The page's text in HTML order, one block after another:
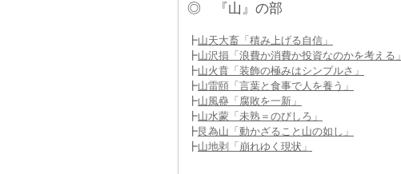
◎ 『山』の部
┣山天大畜「積み上げる自信」
┣山沢損「浪費か消費か投資なのかを考える」
┣山火賁「装飾の極みはシンプルさ」
┣山雷頤「言葉と食事で人を養う」
┣山風蠱「腐敗を一新」
┣山水蒙「未熟＝のびしろ」
┣艮為山「動かざること山の如し」
┣山地剥「崩れゆく現状」